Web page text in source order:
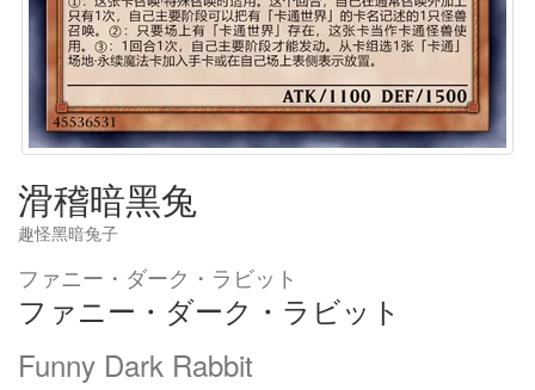
滑稽暗黑兔
趣怪黑暗兔子
ファニー・ダーク・ラビット
ファニー・ダーク・ラビット
Funny Dark Rabbit